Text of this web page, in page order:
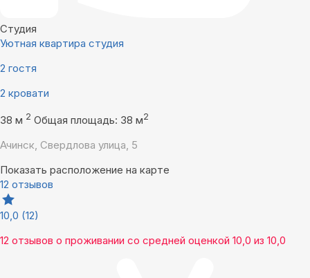
Студия
Уютная квартира студия
2 гостя
2 кровати
38 м 2 Общая площадь: 38 м2
Ачинск, Свердлова улица, 5
Показать расположение на карте
12 отзывов
10,0 (12)
12 отзывов о проживании со средней оценкой 10,0 из 10,0